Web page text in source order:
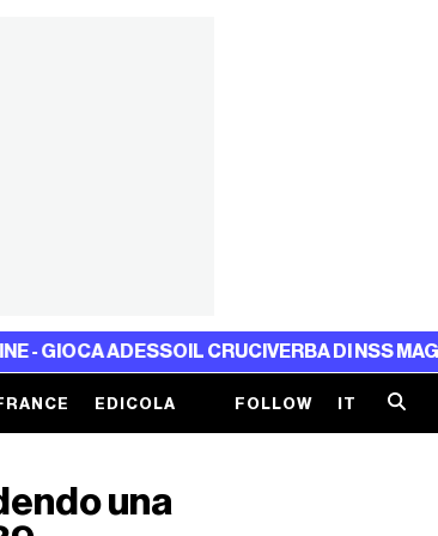
ADESSOIL CRUCIVERBA DI NSS MAGAZINE -
EDICOLA FOLLOW IT
una